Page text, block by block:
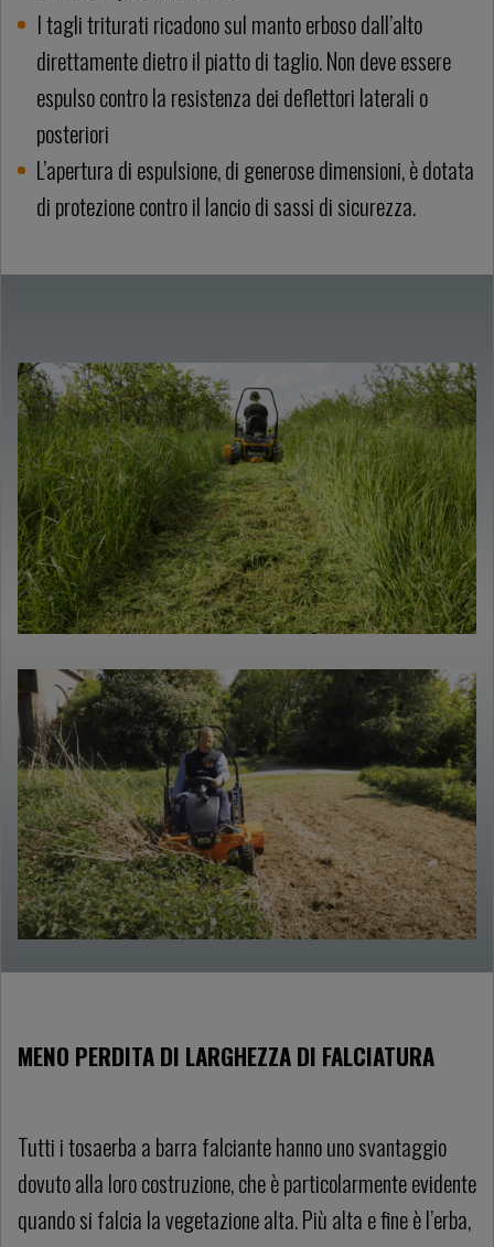
I tagli triturati ricadono sul manto erboso dall’alto
direttamente dietro il piatto di taglio. Non deve essere
espulso contro la resistenza dei deflettori laterali o
posteriori
L’apertura di espulsione, di generose dimensioni, è dotata
di protezione contro il lancio di sassi di sicurezza.
MENO PERDITA DI LARGHEZZA DI FALCIATURA
Tutti i tosaerba a barra falciante hanno uno svantaggio
dovuto alla loro costruzione, che è particolarmente evidente
quando si falcia la vegetazione alta. Più alta e fine è l’erba,